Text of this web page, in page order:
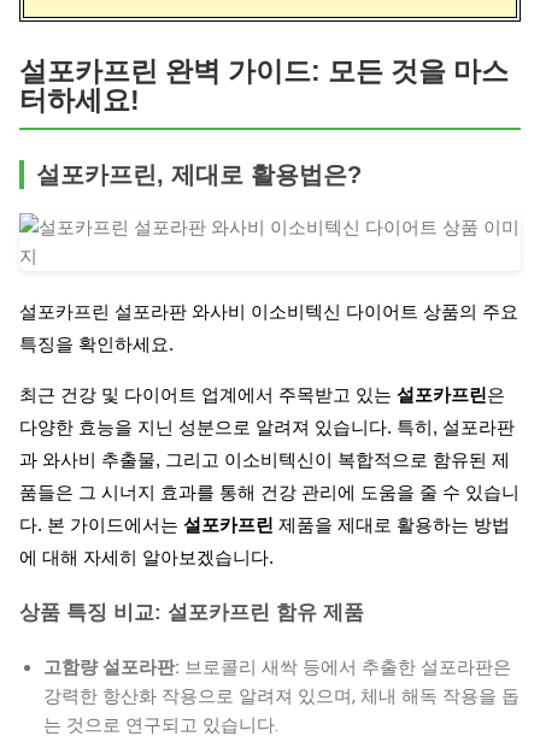
설포카프린 완벽 가이드: 모든 것을 마스
터하세요!
설포카프린, 제대로 활용법은?
설포카프린 설포라판 와사비 이소비텍신 다이어트 상품의 주요
특징을 확인하세요.
최근 건강 및 다이어트 업계에서 주목받고 있는 설포카프린은
다양한 효능을 지닌 성분으로 알려져 있습니다. 특히, 설포라판
과 와사비 추출물, 그리고 이소비텍신이 복합적으로 함유된 제
품들은 그 시너지 효과를 통해 건강 관리에 도움을 줄 수 있습니
다. 본 가이드에서는 설포카프린 제품을 제대로 활용하는 방법
에 대해 자세히 알아보겠습니다.
상품 특징 비교: 설포카프린 함유 제품
고함량 설포라판: 브로콜리 새싹 등에서 추출한 설포라판은
강력한 항산화 작용으로 알려져 있으며, 체내 해독 작용을 돕
는 것으로 연구되고 있습니다.